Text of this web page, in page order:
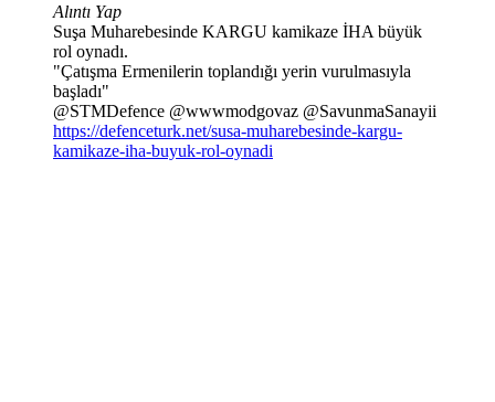
Alıntı Yap
Suşa Muharebesinde KARGU kamikaze İHA büyük
rol oynadı.
"Çatışma Ermenilerin toplandığı yerin vurulmasıyla
başladı"
@STMDefence @wwwmodgovaz @SavunmaSanayii
https://defenceturk.net/susa-muharebesinde-kargu-
kamikaze-iha-buyuk-rol-oynadi